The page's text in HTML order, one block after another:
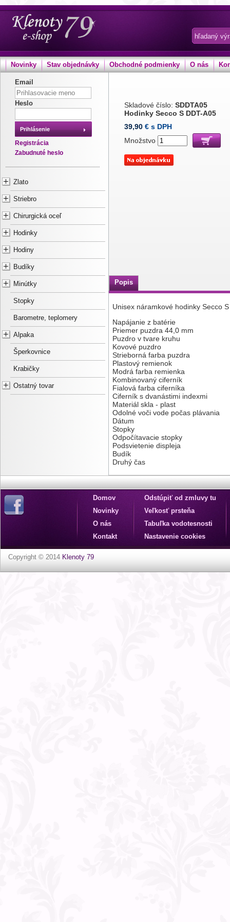
Novinky Stav objednávky Obchodné podmienky O nás
Email
Heslo
Prihlásenie
Registrácia
Zabudnuté heslo
Zlato
Striebro
Chirurgická oceľ
Hodinky
Hodiny
Budíky
Minútky
Stopky
Barometre, teplomery
Alpaka
Šperkovnice
Krabičky
Ostatný tovar
Skladové číslo: SDDTA05
Hodinky Secco S DDT-A05
39,90 € s DPH
Množstvo
Popis
Unisex náramkové hodinky Secco
Napájanie z batérie
Priemer puzdra 44,0 mm
Puzdro v tvare kruhu
Kovové puzdro
Strieborná farba puzdra
Plastový remienok
Modrá farba remienka
Kombinovaný ciferník
Fialová farba ciferníka
Ciferník s dvanástimi indexmi
Materiál skla - plast
Odolné voči vode počas plávania
Dátum
Stopky
Odpočítavacie stopky
Podsvietenie displeja
Budík
Druhý čas
Domov
Novinky
O nás
Kontakt
Odstúpiť od zmluvy tu
Veľkosť prsteňa
Tabuľka vodotesnosti
Nastavenie cookies
Copyright © 2014 Klenoty 79